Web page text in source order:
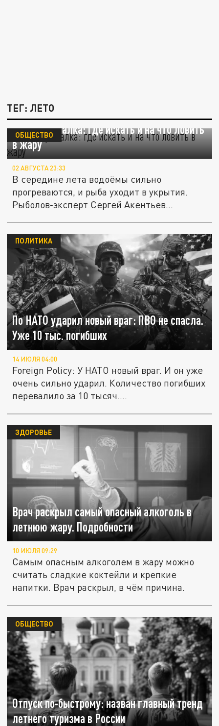
ТЕГ: ЛЕТО
Летняя рыбалка: где искать и на что ловить
в жару
ОБЩЕСТВО
02 АВГУСТА 23:33
В середине лета водоёмы сильно
прогреваются, и рыба уходит в укрытия.
Рыболов‑эксперт Сергей Акентьев...
По НАТО ударил новый враг: ПВО не спасла.
Уже 10 тыс. погибших
ПОЛИТИКА
14 ИЮЛЯ 04:00
Foreign Policy: У НАТО новый враг. И он уже
очень сильно ударил. Количество погибших
перевалило за 10 тысяч....
Врач раскрыл самый опасный алкоголь в
летнюю жару. Подробности
ЗДОРОВЬЕ
10 ИЮЛЯ 09:29
Самым опасным алкоголем в жару можно
считать сладкие коктейли и крепкие
напитки. Врач раскрыл, в чём причина.
Отпуск по-быстрому: назван главный тренд
летнего туризма в России
ОБЩЕСТВО